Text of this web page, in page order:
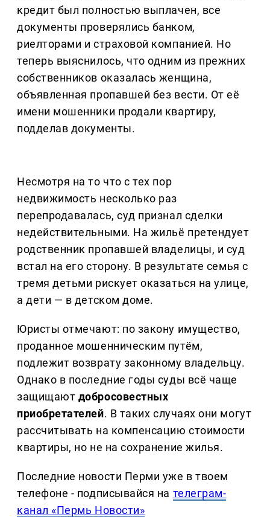
кредит был полностью выплачен, все
документы проверялись банком,
риелторами и страховой компанией. Но
теперь выяснилось, что одним из прежних
собственников оказалась женщина,
объявленная пропавшей без вести. От её
имени мошенники продали квартиру,
подделав документы.
Несмотря на то что с тех пор
недвижимость несколько раз
перепродавалась, суд признал сделки
недействительными. На жильё претендует
родственник пропавшей владелицы, и суд
встал на его сторону. В результате семья с
тремя детьми рискует оказаться на улице,
а дети — в детском доме.
Юристы отмечают: по закону имущество,
проданное мошенническим путём,
подлежит возврату законному владельцу.
Однако в последние годы суды всё чаще
защищают добросовестных
приобретателей. В таких случаях они могут
рассчитывать на компенсацию стоимости
квартиры, но не на сохранение жилья.
Последние новости Перми уже в твоем
телефоне - подписывайся на телеграм-
канал «Пермь Новости»